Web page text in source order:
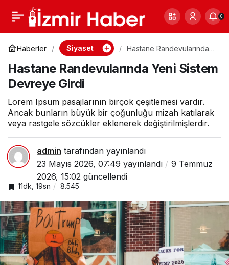
0
Haberler Siyaset
Hastane Randevularında
Hastane Randevularında Yeni Sistem
Devreye Girdi
Lorem Ipsum pasajlarının birçok çeşitlemesi vardır.
Ancak bunların büyük bir çoğunluğu mizah katılarak
veya rastgele sözcükler eklenerek değiştirilmişlerdir.
admin tarafından yayınlandı
23 Mayıs 2026, 07:49 yayınlandı
9 Temmuz
2026, 15:02 güncellendi
11dk, 19sn 8.545
Çocuklarda Obezite
Alarmı: 3 Çocuktan 1’i
Risk Altında
0 Paylaş